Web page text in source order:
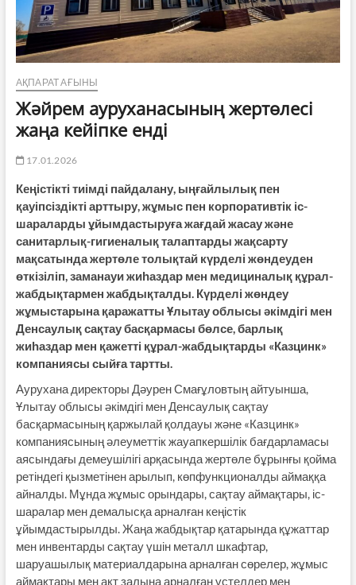
АҚПАРАТ АҒЫНЫ
Жәйрем ауруханасының жертөлесі
жаңа кейіпке енді
17.01.2026
Кеңістікті тиімді пайдалану, ыңғайлылық пен
қауіпсіздікті арттыру, жұмыс пен корпоративтік іс-
шараларды ұйымдастыруға жағдай жасау және
санитарлық-гигиеналық талаптарды жақсарту
мақсатында жертөле толықтай күрделі жөндеуден
өткізіліп, заманауи жиһаздар мен медициналық құрал-
жабдықтармен жабдықталды. Күрделі жөндеу
жұмыстарына қаражатты Ұлытау облысы әкімдігі мен
Денсаулық сақтау басқармасы бөлсе, барлық
жиһаздар мен қажетті құрал-жабдықтарды «Казцинк»
компаниясы сыйға тартты.
Аурухана директоры Дәурен Смағұловтың айтуынша,
Ұлытау облысы әкімдігі мен Денсаулық сақтау
басқармасының қаржылай қолдауы және «Казцинк»
компаниясының әлеуметтік жауапкершілік бағдарламасы
аясындағы демеушілігі арқасында жертөле бұрынғы қойма
ретіндегі қызметінен арылып, көпфункционалды аймаққа
айналды. Мұнда жұмыс орындары, сақтау аймақтары, іс-
шаралар мен демалысқа арналған кеңістік
ұйымдастырылды. Жаңа жабдықтар қатарында құжаттар
мен инвентарды сақтау үшін металл шкафтар,
шаруашылық материалдарына арналған сөрелер, жұмыс
аймақтары мен акт залына арналған үстелдер мен